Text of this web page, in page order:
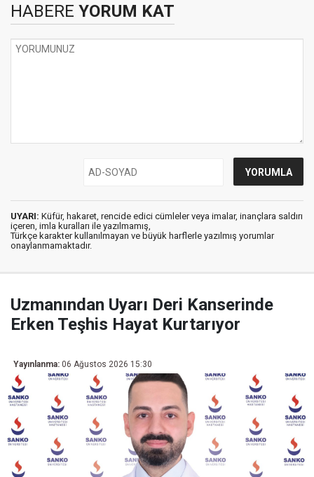
HABERE YORUM KAT
UYARI: Küfür, hakaret, rencide edici cümleler veya imalar, inançlara saldırı
içeren, imla kuralları ile yazılmamış,
Türkçe karakter kullanılmayan ve büyük harflerle yazılmış yorumlar
onaylanmamaktadır.
Uzmanından Uyarı Deri Kanserinde
Erken Teşhis Hayat Kurtarıyor
Yayınlanma: 06 Ağustos 2026 15:30